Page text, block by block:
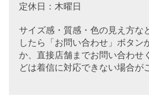
定休日：木曜日
サイズ感・質感・色の見え方な
したら「お問い合わせ」ボタン
か、直接店舗までお問い合わせ
どは着信に対応できない場合が